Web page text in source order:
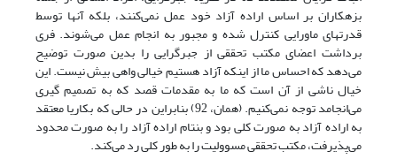
بزهکاران بر اساس اراده آزاد خود عمل نمی‌کنند، بلکه آنها توسط
قدرتهای ماورایی کنترل شده و مجبور به انجام عمل می‌شوند. فری
برداشت اعضای مکتب تحققی از جبرگرایی را بدین صورت توضیح
می‌دهد که احساس ما از اینکه آزاد هستیم خیالی واهی بیش نیست. این
خیال ناشی از آن است که ما به مقدمات قصد که به تصمیم گیری
می‌انجامد توجه نمی‌کنیم. (همان، 92) بنابراین در حالی که بکاریا معتقد
به اراده آزاد به صورت کلی بود و بنتام اراده آزاد را به صورت محدود
می‌پذیرفت، مکتب تحققی مسوولیت را به طور کلی رد می‌کند.